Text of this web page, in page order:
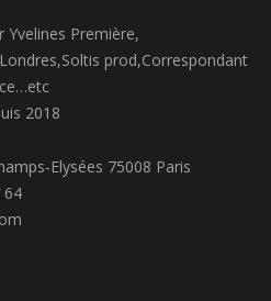
Première,
prod,Correspondant
2018
Elysées 75008 Paris
64